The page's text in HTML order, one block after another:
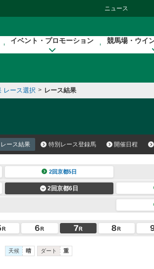
ニュース
イベント・プロモーション 競馬場・ウイ
レース選択 > レース結果
レース結果 特別レース登録馬 開催日程
2回京都5日
2回京都6日
天候 晴 ダート 重